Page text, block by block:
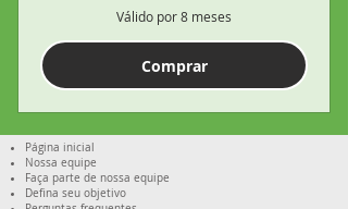
Válido por 8 meses
Comprar
Página inicial
Nossa equipe
Faça parte de nossa equipe
Defina seu objetivo